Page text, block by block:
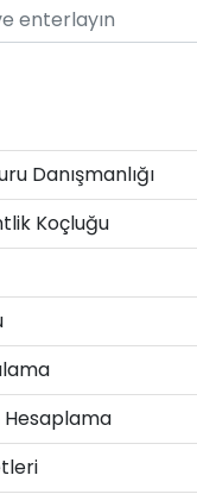
Danışmanlığı
Koçluğu
Hesaplama